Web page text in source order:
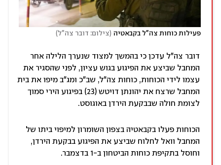
פעילות כוחות צה"ל בקבאטיה (צילום: דובר צה"ל)
דובר צה"ל עדכן כי בהמשך למצוד שנערך הלילה אחר
המחבל שביצע את הפיגוע בגוש עציון, לפני שהסגיר את
עצמו לידי הכוחות, כוחות צה"ל, שב"כ ומג"ב מיפו את בית
המחבל שרצח את יהונתן דויטש (23) בפיגוע הירי סמוך
לצומת חולה שבבקעת הירדן באוגוסט.
הכוחות פעלו בקבאטיה בצפון השומרון למיפוי ביתו של
המחבל וואל לחלוח שביצע את הפיגוע בבקעת הירדן,
וחוסל בתקיפת כוחות הביטחון ב-1 בדצמבר.